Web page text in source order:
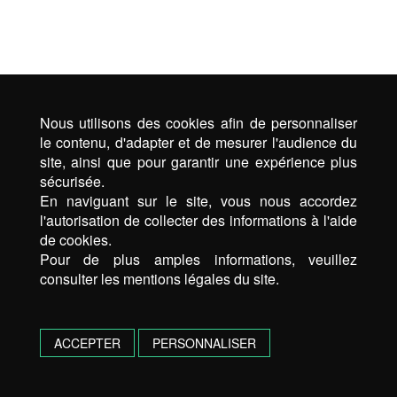
Nous utilisons des cookies afin de personnaliser
le contenu, d'adapter et de mesurer l'audience du
site, ainsi que pour garantir une expérience plus
sécurisée.
En naviguant sur le site, vous nous accordez
l'autorisation de collecter des informations à l'aide
de cookies.
Pour de plus amples informations, veuillez
consulter les mentions légales du site.
ACCEPTER PERSONNALISER